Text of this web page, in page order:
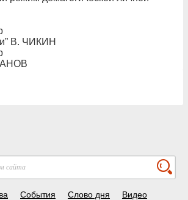
В. ЧИКИН
События Слово дня Видео